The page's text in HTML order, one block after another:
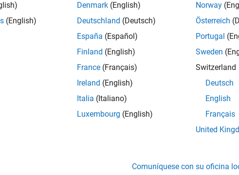
(English)
Denmark (English)
Deutschland (Deutsch)
España (Español)
Finland (English)
France (Français)
Ireland (English)
Italia (Italiano)
Luxembourg (English)
Norway
Österreich
Portugal
Sweden
Switzerland
Deutsch
English
Français
United
Comuníquese con su oficina